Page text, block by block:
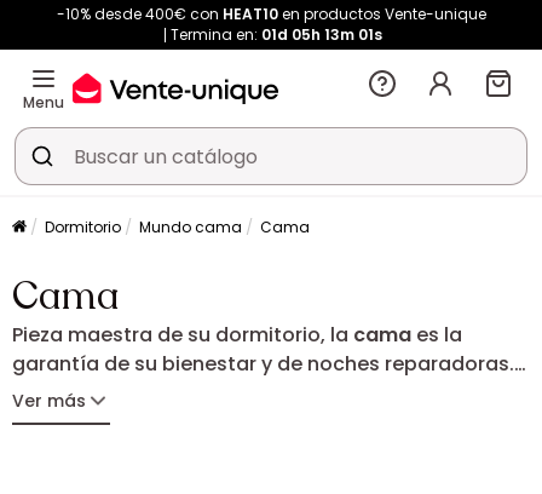
-10% desde 400€ con HEAT10en productos Vente-unique
Termina en: 01d 05h 13m 01s
Menu
Dormitorio Mundo cama Cama
Cama
Pieza maestra de su dormitorio, la cama es la
garantía de su bienestar y de noches reparadoras.
Ya sea una cama canapé ingeniosa para optimizar
su almacenamiento, una cama nido práctica o una
Ver más